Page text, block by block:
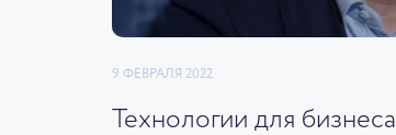
9 ФЕВРАЛЯ 2022
Технологии для бизнеса